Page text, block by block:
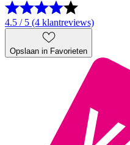
4.5 / 5 (4 klantreviews)
Opslaan in Favorieten